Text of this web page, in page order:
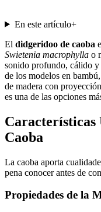
En este artículo+
El didgeridoo de caoba
Swietenia macrophylla o
sonido profundo, cálido y
de los modelos en
de madera con
es una de las opciones
Características
Caoba
La caoba aporta
pena conocer antes de
Propiedades de la